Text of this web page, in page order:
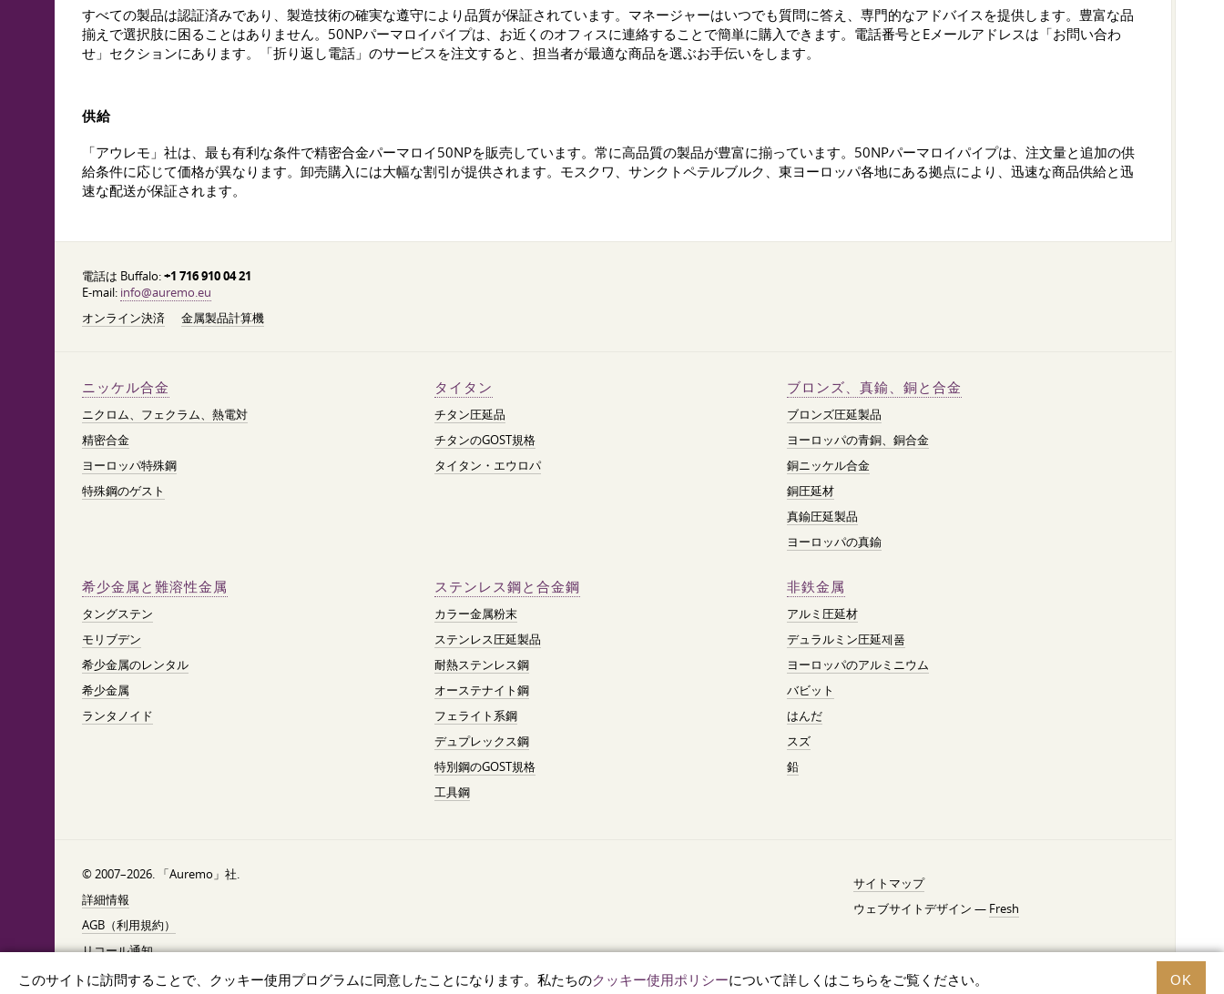
このサイトに訪問することで、クッキー使用プログラムに同意したことになります。私たちのクッキー使用ポリシーについて詳しくはこちらをご覧ください。 OK
すべての製品は認証済みであり、製造技術の確実な遵守により品質が保証されています。マネージャーはいつでも質問に答え、専門的なアドバイスを提供します。豊富な品
揃えで選択肢に困ることはありません。50NPパーマロイパイプは、お近くのオフィスに連絡することで簡単に購入できます。電話番号とEメールアドレスは「お問い合わ
せ」セクションにあります。「折り返し電話」のサービスを注文すると、担当者が最適な商品を選ぶお手伝いをします。
供給
「アウレモ」社は、最も有利な条件で精密合金パーマロイ50NPを販売しています。常に高品質の製品が豊富に揃っています。50NPパーマロイパイプは、注文量と追加の供
給条件に応じて価格が異なります。卸売購入には大幅な割引が提供されます。モスクワ、サンクトペテルブルク、東ヨーロッパ各地にある拠点により、迅速な商品供給と迅
速な配送が保証されます。
電話は Buffalo:+1 716 910 04 21
E-mail: info@auremo.eu
オンライン決済
金属製品計算機
ニッケル合金
ニクロム、フェクラム、熱電対
精密合金
ヨーロッパ特殊鋼
特殊鋼のゲスト
タイタン
チタン圧延品
チタンのGOST規格
タイタン・エウロパ
ブロンズ、真鍮、銅と合金
ブロンズ圧延製品
ヨーロッパの青銅、銅合金
銅ニッケル合金
銅圧延材
真鍮圧延製品
ヨーロッパの真鍮
希少金属と難溶性金属
タングステン
モリブデン
希少金属のレンタル
希少金属
ランタノイド
ステンレス鋼と合金鋼
カラー金属粉末
ステンレス圧延製品
耐熱ステンレス鋼
オーステナイト鋼
フェライト系鋼
デュプレックス鋼
特別鋼のGOST規格
工具鋼
非鉄金属
アルミ圧延材
デュラルミン圧延제품
ヨーロッパのアルミニウム
バビット
はんだ
スズ
鉛
© 2007–2026. 「Auremo」社.
詳細情報
AGB（利用規約）
リコール通知
データ保護
サイトマップ
ウェブサイトデザイン — Fresh